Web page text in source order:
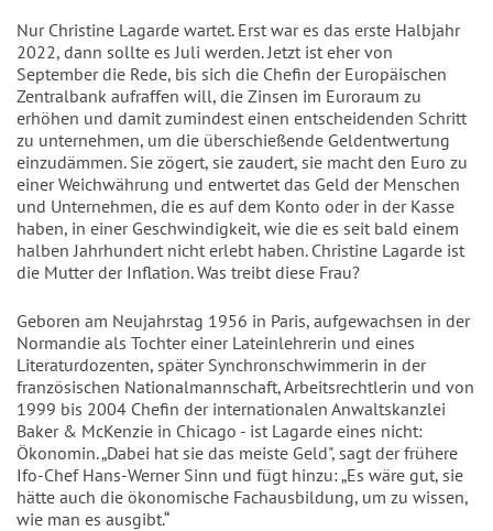
Nur Christine Lagarde wartet. Erst war es das erste Halbjahr
2022, dann sollte es Juli werden. Jetzt ist eher von
September die Rede, bis sich die Chefin der Europäischen
Zentralbank aufraffen will, die Zinsen im Euroraum zu
erhöhen und damit zumindest einen entscheidenden Schritt
zu unternehmen, um die überschießende Geldentwertung
einzudämmen. Sie zögert, sie zaudert, sie macht den Euro zu
einer Weichwährung und entwertet das Geld der Menschen
und Unternehmen, die es auf dem Konto oder in der Kasse
haben, in einer Geschwindigkeit, wie die es seit bald einem
halben Jahrhundert nicht erlebt haben. Christine Lagarde ist
die Mutter der Inflation. Was treibt diese Frau?
Geboren am Neujahrstag 1956 in Paris, aufgewachsen in der
Normandie als Tochter einer Lateinlehrerin und eines
Literaturdozenten, später Synchronschwimmerin in der
französischen Nationalmannschaft, Arbeitsrechtlerin und von
1999 bis 2004 Chefin der internationalen Anwaltskanzlei
Baker & McKenzie in Chicago - ist Lagarde eines nicht:
Ökonomin. „Dabei hat sie das meiste Geld", sagt der frühere
Ifo-Chef Hans-Werner Sinn und fügt hinzu: „Es wäre gut, sie
hätte auch die ökonomische Fachausbildung, um zu wissen,
wie man es ausgibt.“